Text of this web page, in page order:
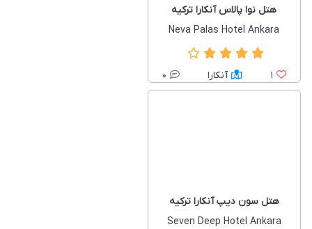
هتل نوا پالاس آنکارا ترکیه
Neva Palas Hotel Ankara
1 آنکارا 0
هتل سون دیپ آنکارا ترکیه
Seven Deep Hotel Ankara